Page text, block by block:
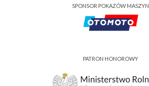
SPONSOR POKAZÓW MASZYN
PATRON HONOROWY